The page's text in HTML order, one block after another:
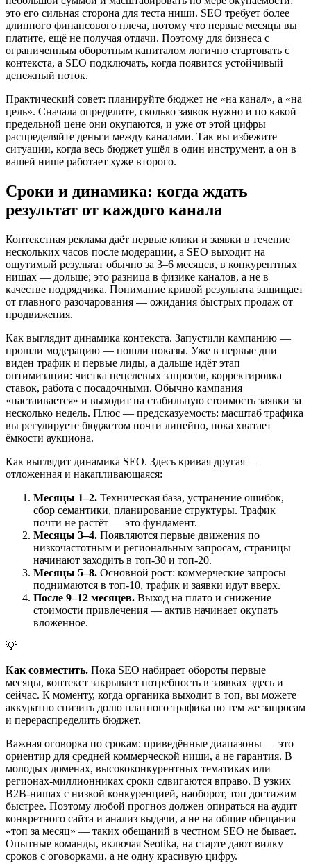
это его сильная сторона для теста ниши. SEO требует более
длинного финансового плеча, потому что первые месяцы вы
платите, ещё не получая отдачи. Поэтому для бизнеса с
ограниченным оборотным капиталом логично стартовать с
контекста, а SEO подключать, когда появится устойчивый
денежный поток.
Практический совет: планируйте бюджет не «на канал», а «на
цель». Сначала определите, сколько заявок нужно и по какой
предельной цене они окупаются, и уже от этой цифры
распределяйте деньги между каналами. Так вы избежите
ситуации, когда весь бюджет ушёл в один инструмент, а он в
вашей нише работает хуже второго.
Сроки и динамика: когда ждать
результат от каждого канала
Контекстная реклама даёт первые клики и заявки в течение
нескольких часов после модерации, а SEO выходит на
ощутимый результат обычно за 3–6 месяцев, в конкурентных
нишах — дольше; это разница в физике каналов, а не в
качестве подрядчика. Понимание кривой результата защищает
от главного разочарования — ожидания быстрых продаж от
продвижения.
Как выглядит динамика контекста. Запустили кампанию —
прошли модерацию — пошли показы. Уже в первые дни
виден трафик и первые лиды, а дальше идёт этап
оптимизации: чистка нецелевых запросов, корректировка
ставок, работа с посадочными. Обычно кампания
«настаивается» и выходит на стабильную стоимость заявки за
несколько недель. Плюс — предсказуемость: масштаб трафика
вы регулируете бюджетом почти линейно, пока хватает
ёмкости аукциона.
Как выглядит динамика SEO. Здесь кривая другая —
отложенная и накапливающаяся:
Месяцы 1–2. Техническая база, устранение ошибок,
сбор семантики, планирование структуры. Трафик
почти не растёт — это фундамент.
Месяцы 3–4. Появляются первые движения по
низкочастотным и региональным запросам, страницы
начинают заходить в топ-30 и топ-20.
Месяцы 5–8. Основной рост: коммерческие запросы
поднимаются в топ-10, трафик и заявки идут вверх.
После 9–12 месяцев. Выход на плато и снижение
стоимости привлечения — актив начинает окупать
вложенное.
💡
Как совместить. Пока SEO набирает обороты первые
месяцы, контекст закрывает потребность в заявках здесь и
сейчас. К моменту, когда органика выходит в топ, вы можете
аккуратно снизить долю платного трафика по тем же запросам
и перераспределить бюджет.
Важная оговорка по срокам: приведённые диапазоны — это
ориентир для средней коммерческой ниши, а не гарантия. В
молодых доменах, высококонкурентных тематиках или
регионах-миллионниках сроки сдвигаются вправо. В узких
B2B-нишах с низкой конкуренцией, наоборот, топ достижим
быстрее. Поэтому любой прогноз должен опираться на аудит
конкретного сайта и анализ выдачи, а не на общие обещания
«топ за месяц» — таких обещаний в честном SEO не бывает.
Опытные команды, включая Seotika, на старте дают вилку
сроков с оговорками, а не одну красивую цифру.